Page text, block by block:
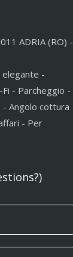
ADRIA (RO) -
elegante -
- Parcheggio -
Angolo cottura
- Per